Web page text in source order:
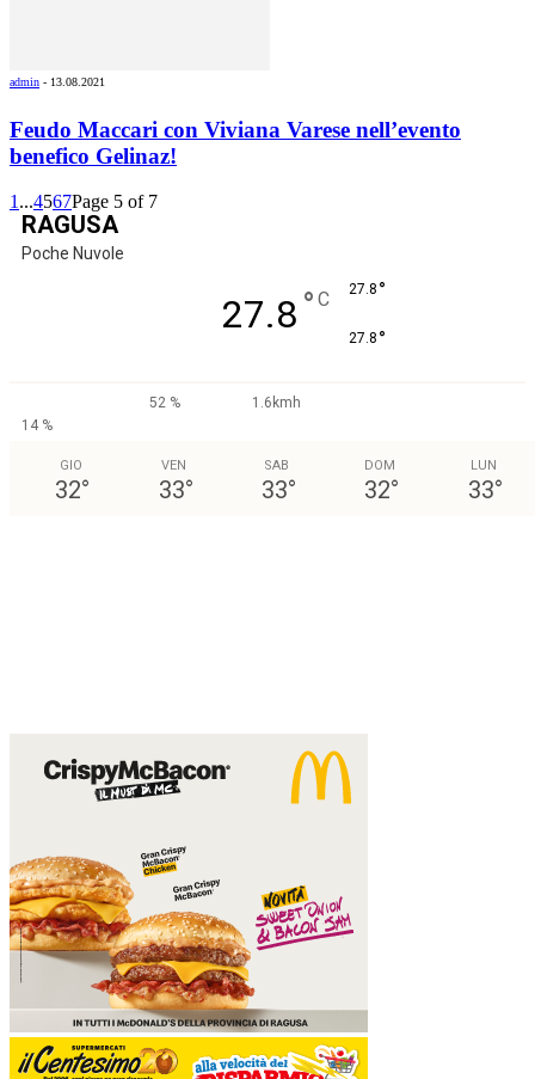
admin - 13.08.2021
Feudo Maccari con Viviana Varese nell’evento
benefico Gelinaz!
1 ...4567Page 5 of 7
RAGUSA
Poche Nuvole
27.8 ° C 27.8 °
27.8 °
52 %
1.6kmh
14 %
GIO
32°
VEN
33°
SAB
33°
DOM
32°
LUN
33°